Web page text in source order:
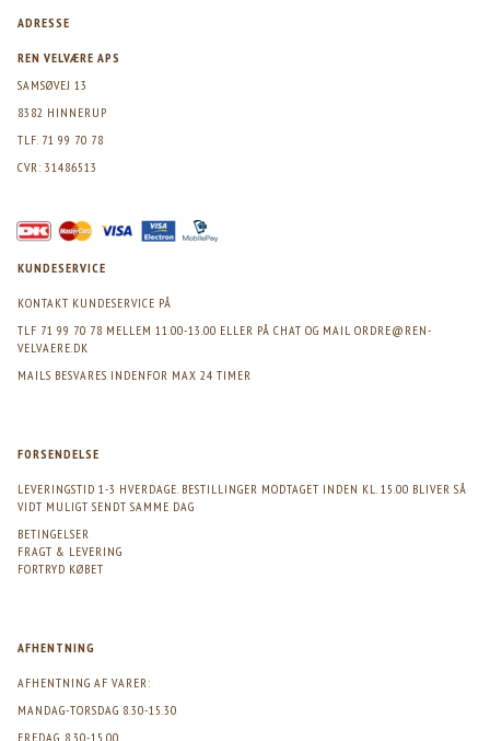
ADRESSE
REN VELVÆRE APS
SAMSØVEJ 13
8382 HINNERUP
TLF. 71 99 70 78
CVR: 31486513
KUNDESERVICE
KONTAKT KUNDESERVICE PÅ
TLF 71 99 70 78 MELLEM 11.00-13.00 ELLER PÅ CHAT OG MAIL ORDRE@REN-
VELVAERE.DK
MAILS BESVARES INDENFOR MAX 24 TIMER
FORSENDELSE
LEVERINGSTID 1-3 HVERDAGE. BESTILLINGER MODTAGET INDEN KL. 15.00 BLIVER SÅ
VIDT MULIGT SENDT SAMME DAG
BETINGELSER
FRAGT & LEVERING
FORTRYD KØBET
AFHENTNING
AFHENTNING AF VARER:
MANDAG-TORSDAG 8.30-15.30
FREDAG. 8.30-15.00